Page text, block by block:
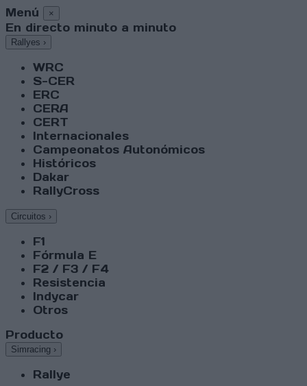
Menú ×
En directo minuto a minuto
Rallyes ›
WRC
S-CER
ERC
CERA
CERT
Internacionales
Campeonatos Autonómicos
Históricos
Dakar
RallyCross
Circuitos ›
F1
Fórmula E
F2 / F3 / F4
Resistencia
Indycar
Otros
Producto
Simracing ›
Rallye